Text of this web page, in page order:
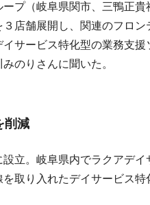
プ（岐阜県関市、三鴨正
店舗展開し、関連のフロ
サービス特化型の業務支
のりさんに聞いた。
削減
立。岐阜県内でラクアデイ
取り入れたデイサービス特